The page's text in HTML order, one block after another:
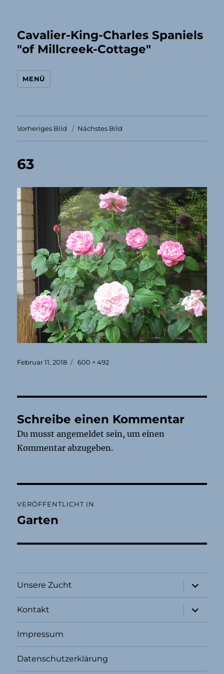
Cavalier-King-Charles Spaniels
"of Millcreek-Cottage"
MENÜ
Vorheriges Bild Nächstes Bild
63
Veröffentlicht
Februar 11, 2018 Originalgröße
600 × 492
Schreibe einen Kommentar
Du musstangemeldet sein, um einen
Kommentar abzugeben.
VERÖFFENTLICHT IN
Garten
Unsere Zucht
öffnen
Kontakt
öffnen
Impressum
Datenschutzerklärung